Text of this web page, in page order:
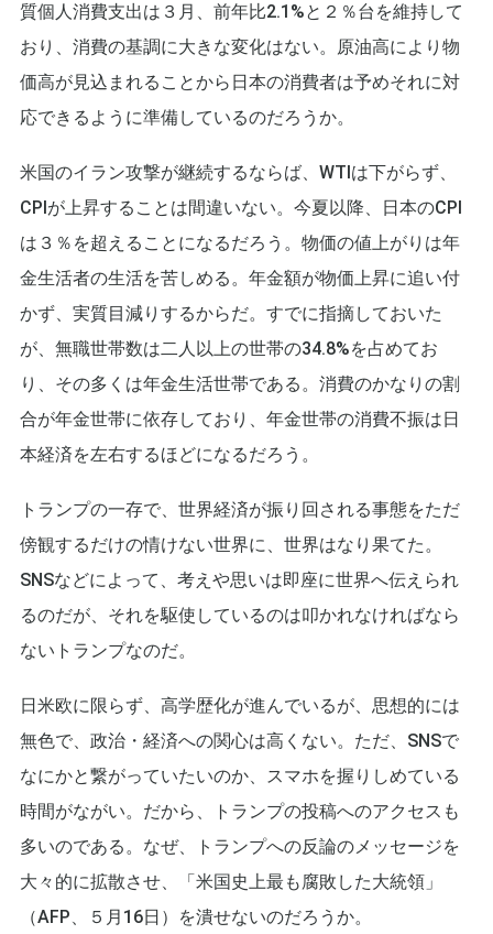
質個人消費支出は３月、前年比2.1%と２％台を維持して
おり、消費の基調に大きな変化はない。原油高により物
価高が見込まれることから日本の消費者は予めそれに対
応できるように準備しているのだろうか。
米国のイラン攻撃が継続するならば、WTIは下がらず、
CPIが上昇することは間違いない。今夏以降、日本のCPI
は３％を超えることになるだろう。物価の値上がりは年
金生活者の生活を苦しめる。年金額が物価上昇に追い付
かず、実質目減りするからだ。すでに指摘しておいた
が、無職世帯数は二人以上の世帯の34.8%を占めてお
り、その多くは年金生活世帯である。消費のかなりの割
合が年金世帯に依存しており、年金世帯の消費不振は日
本経済を左右するほどになるだろう。
トランプの一存で、世界経済が振り回される事態をただ
傍観するだけの情けない世界に、世界はなり果てた。
SNSなどによって、考えや思いは即座に世界へ伝えられ
るのだが、それを駆使しているのは叩かれなければなら
ないトランプなのだ。
日米欧に限らず、高学歴化が進んでいるが、思想的には
無色で、政治・経済への関心は高くない。ただ、SNSで
なにかと繋がっていたいのか、スマホを握りしめている
時間がながい。だから、トランプの投稿へのアクセスも
多いのである。なぜ、トランプへの反論のメッセージを
大々的に拡散させ、「米国史上最も腐敗した大統領」
（AFP、５月16日）を潰せないのだろうか。